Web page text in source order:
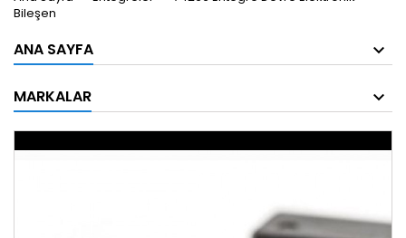
Bileşen
ANA SAYFA
MARKALAR